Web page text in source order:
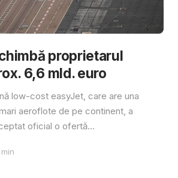
proprietarul
6,6 mld. euro
low-cost easyJet, care are una
aeroflote de pe continent, a
oficial o ofertă...
min